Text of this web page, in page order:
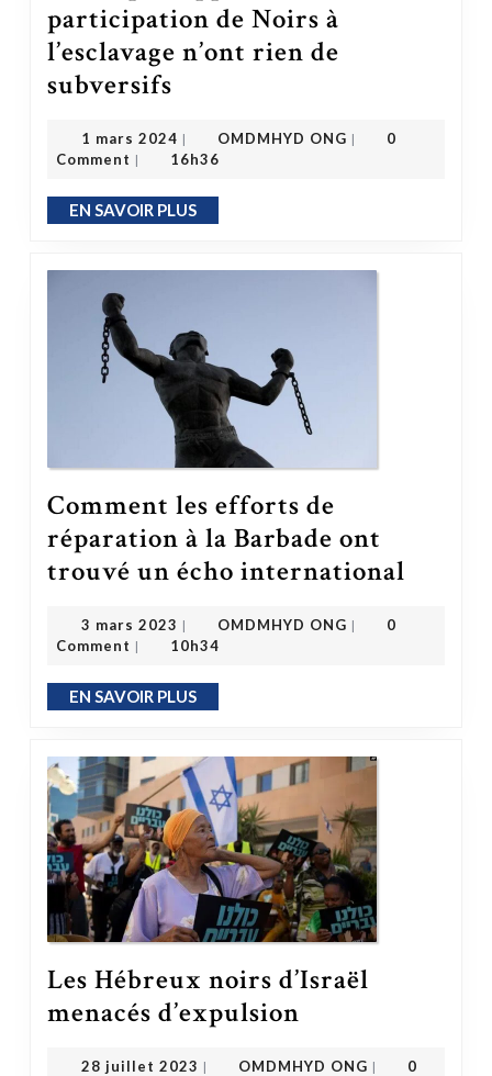
participation de Noirs à
l’esclavage n’ont rien de
subversifs
1 mars 2024 | OMDMHYD ONG |
0
Comment | 16h36
EN SAVOIR PLUSEN SAVOIR PLUS
Comment les efforts de
réparation à la Barbade ont
trouvé un écho international
3 mars 2023 | OMDMHYD ONG |
0
Comment | 10h34
EN SAVOIR PLUSEN SAVOIR PLUS
Les Hébreux noirs d’Israël
menacés d’expulsion Les Hébreux noirs d’Israël menacés d’expulsion
28 juillet 2023 | OMDMHYD ONG |
0